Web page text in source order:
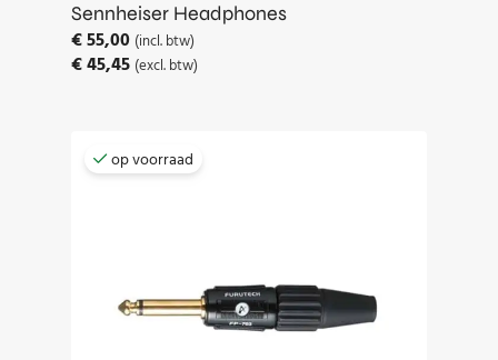
Sennheiser Headphones
€55,00 (incl. btw)
€45,45 (excl. btw)
op voorraad